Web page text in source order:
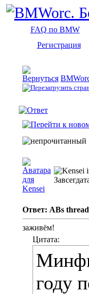
FAQ по BMW
Регистрация
Ответ: ABs thread
заживём!
Цитата:
году